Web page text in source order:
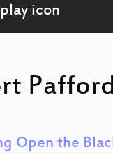
Open the